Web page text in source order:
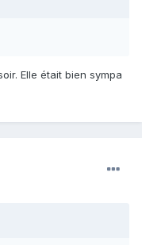
Elle était bien sympa